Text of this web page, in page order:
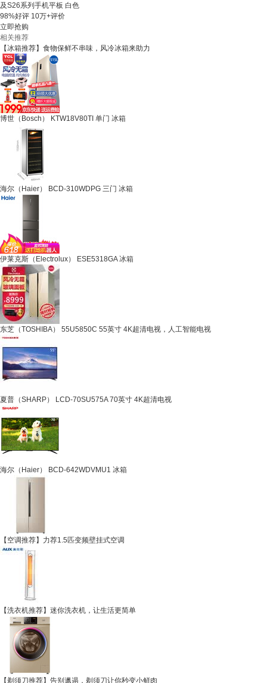
及S26系列手机平板 白色
98%好评 10万+评价
立即抢购
相关推荐
【冰箱推荐】食物保鲜不串味，风冷冰箱来助力
博世（Bosch） KTW18V80TI 单门 冰箱
海尔（Haier） BCD-310WDPG 三门 冰箱
伊莱克斯（Electrolux） ESE5318GA 冰箱
东芝（TOSHIBA） 55U5850C 55英寸 4K超清电视，人工智能电视
夏普（SHARP） LCD-70SU575A 70英寸 4K超清电视
海尔（Haier） BCD-642WDVMU1 冰箱
【空调推荐】力荐1.5匹变频壁挂式空调
【洗衣机推荐】迷你洗衣机，让生活更简单
【剃须刀推荐】告别邋遢，剃须刀让你秒变小鲜肉